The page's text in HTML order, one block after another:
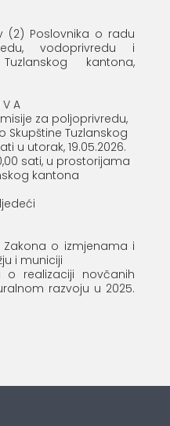
(2) Poslovnika o radu
vodoprivredu i
kantona,
V A
za poljoprivredu,
Tuzlanskog
u utorak, 19.05.2026.
sati, u prostorijama
kantona
Zakona o izmjenama i
i municiji
o realizaciji novčanih
razvoju u 2025.